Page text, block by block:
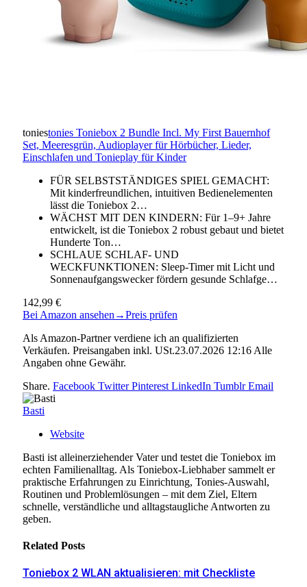
toniestonies Toniebox 2 Bundle Incl. My First Bauernhof
Set, Meeresgrün, Audioplayer für Hörbücher, Lieder,
Einschlafen und Tonieplay für Kinder
FÜR SELBSTSTÄNDIGES SPIEL GEMACHT:
Mit kinderfreundlichen, intuitiven Bedienelementen
lässt die Toniebox 2…
WÄCHST MIT DEN KINDERN: Für 1–9+ Jahre
entwickelt, ist die Toniebox 2 robust gebaut und bietet
Hunderte Ton…
SCHLAUE SCHLAF- UND
WECKFUNKTIONEN: Sleep-Timer mit Licht und
Sonnenaufgangswecker fördern gesunde Schlafge…
142,99 €
Bei Amazon ansehen →Preis prüfen
Als Amazon-Partner verdiene ich an qualifizierten
Verkäufen. Preisangaben inkl. USt.23.07.2026 12:16 Alle
Angaben ohne Gewähr.
Share. Facebook Twitter Pinterest LinkedIn Tumblr Email
Basti
Website
Basti ist alleinerziehender Vater und testet die Toniebox im
echten Familienalltag. Als Toniebox-Liebhaber sammelt er
praktische Erfahrungen zu Einrichtung, Tonies-Auswahl,
Routinen und Problemlösungen – mit dem Ziel, Eltern
schnelle, verständliche und alltagstaugliche Antworten zu
geben.
Related Posts
Toniebox 2 WLAN aktualisieren: mit Checkliste